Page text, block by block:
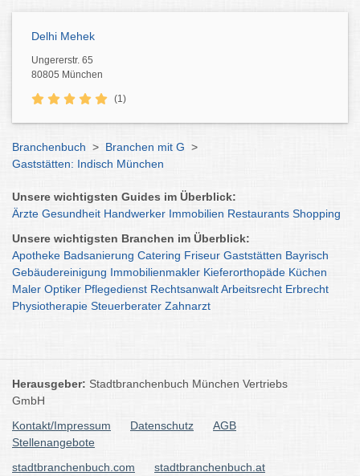
Delhi Mehek
Ungererstr. 65
80805 München
(1)
Branchenbuch > Branchen mit G >
Gaststätten: Indisch München
Unsere wichtigsten Guides im Überblick:
Ärzte Gesundheit Handwerker Immobilien Restaurants Shopping
Unsere wichtigsten Branchen im Überblick:
Apotheke Badsanierung Catering Friseur Gaststätten Bayrisch
Gebäudereinigung Immobilienmakler Kieferorthopäde Küchen
Maler Optiker Pflegedienst RechtsanwaltArbeitsrecht Erbrecht
Physiotherapie Steuerberater Zahnarzt
Herausgeber: Stadtbranchenbuch München Vertriebs
GmbH
Kontakt/Impressum
Datenschutz
AGB
Stellenangebote
stadtbranchenbuch.com
stadtbranchenbuch.at